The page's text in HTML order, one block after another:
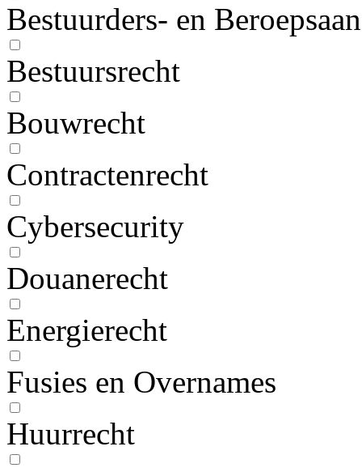
Bestuurders- en
Bestuursrecht
Bouwrecht
Contractenrecht
Cybersecurity
Douanerecht
Energierecht
Fusies en Overnames
Huurrecht